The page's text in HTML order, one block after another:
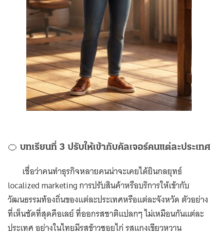
🍊 บทเรียนที่ 3 ปรับให้เข้ากับคัลเจอร์คนแต่ละประเทศ
เชื่อว่าคนทำธุรกิจหลายคนน่าจะเคยได้ยินกลยุทธ์
localized marketing การปรับสินค้าหรือบริการให้เข้ากับ
วัฒนธรรมท้องถิ่นของแต่ละประเทศหรือแต่ละจังหวัด ตัวอย่าง
ที่เห็นชัดที่สุดคือเลย์ ที่ออกรสชาติแปลกๆ ไม่เหมือนกันแต่ละ
ประเทศ อย่างในไทยมีรสข้าวซอยไก่ รสแกงเขียวหวาน